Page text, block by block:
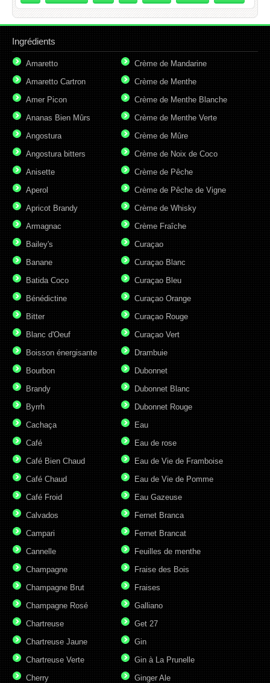
Ingrédients
Amaretto
Amaretto Cartron
Amer Picon
Ananas Bien Mûrs
Angostura
Angostura bitters
Anisette
Aperol
Apricot Brandy
Armagnac
Bailey's
Banane
Batida Coco
Bénédictine
Bitter
Blanc d'Oeuf
Boisson énergisante
Bourbon
Brandy
Byrrh
Cachaça
Café
Café Bien Chaud
Café Chaud
Café Froid
Calvados
Campari
Cannelle
Champagne
Champagne Brut
Champagne Rosé
Chartreuse
Chartreuse Jaune
Chartreuse Verte
Cherry
Crème de Mandarine
Crème de Menthe
Crème de Menthe Blanche
Crème de Menthe Verte
Crème de Mûre
Crème de Noix de Coco
Crème de Pêche
Crème de Pêche de Vigne
Crème de Whisky
Crème Fraîche
Curaçao
Curaçao Blanc
Curaçao Bleu
Curaçao Orange
Curaçao Rouge
Curaçao Vert
Drambuie
Dubonnet
Dubonnet Blanc
Dubonnet Rouge
Eau
Eau de rose
Eau de Vie de Framboise
Eau de Vie de Pomme
Eau Gazeuse
Fernet Branca
Fernet Brancat
Feuilles de menthe
Fraise des Bois
Fraises
Galliano
Get 27
Gin
Gin à La Prunelle
Ginger Ale